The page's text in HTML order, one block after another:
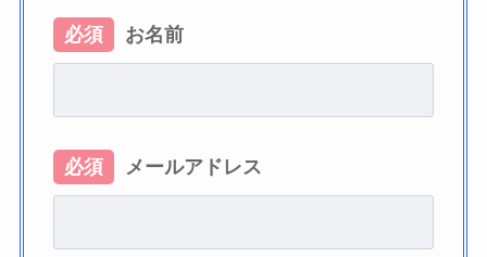
必須 お名前
必須 メールアドレス